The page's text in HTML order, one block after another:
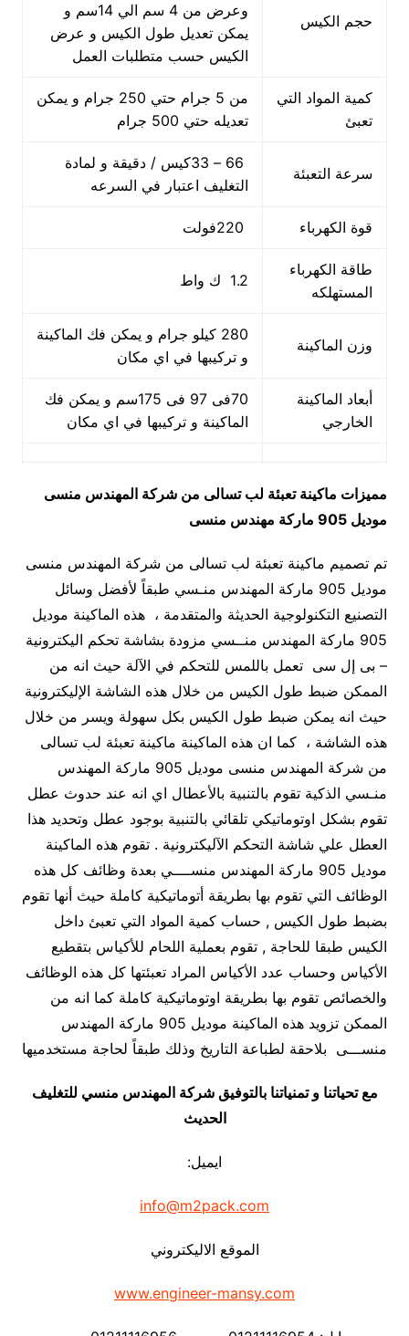
حجم الكيس
وعرض من 4 سم الي 14سم و
يمكن تعديل طول الكيس و عرض
الكيس حسب متطلبات العمل
كمية المواد التي
تعبئ
من 5 جرام حتي 250 جرام و يمكن
تعديله حتي 500 جرام
سرعة التعبئة
66 – 33كيس / دقيقة و لمادة
التغليف اعتبار في السرعه
قوة الكهرباء
طاقة الكهرباء
المستهلكه
1.2 ك واط
وزن الماكينة
280 كيلو جرام و يمكن فك الماكينة
و تركيبها في اي مكان
أبعاد الماكينة
الخارجي
70فى 97 فى 175سم و يمكن فك
الماكينة و تركيبها في اي مكان
مميزات ماكينة تعبئة لب تسالى من شركة المهندس منسى
موديل 905 ماركة مهندس منسى
تم تصميم ماكينة تعبئة لب تسالى من شركة المهندس منسى
موديل 905 ماركة المهندس منـسي طبقاً لأفضل وسائل
التصنيع التكنولوجية الحديثة والمتقدمة ، هذه الماكينة موديل
905 ماركة المهندس منــسي مزودة بشاشة تحكم اليكترونية
– بى إل سى تعمل باللمس للتحكم في الآلة حيث انه من
الممكن ضبط طول الكيس من خلال هذه الشاشة الإليكترونية
حيث انه يمكن ضبط طول الكيس بكل سهولة ويسر من خلال
هذه الشاشة ، كما ان هذه الماكينة ماكينة تعبئة لب تسالى
من شركة المهندس منسى موديل 905 ماركة المهندس
منـسي الذكية تقوم بالتنبية بالأعطال اي انه عند حدوث عطل
تقوم بشكل اوتوماتيكي تلقائي بالتنبية بوجود عطل وتحديد هذا
العطل علي شاشة التحكم الآليكترونية . تقوم هذه الماكينة
موديل 905 ماركة المهندس منســــي بعدة وظائف كل هذه
الوظائف التي تقوم بها بطريقة أتوماتيكية كاملة حيث أنها تقوم
بضبط طول الكيس , حساب كمية المواد التي تعبئ داخل
الكيس طبقا للحاجة , تقوم بعملية اللحام للأكياس بتقطيع
الأكياس وحساب عدد الأكياس المراد تعبئتها كل هذه الوظائف
والخصائص تقوم بها بطريقة اوتوماتيكية كاملة كما انه من
الممكن تزويد هذه الماكينة موديل 905 ماركة المهندس
منســـى بلاحقة لطباعة التاريخ وذلك طبقاً لحاجة مستخدميها
مع تحياتنا و تمنياتنا بالتوفيق شركة المهندس منسي للتغليف
الحديث
ايميل:
info@m2pack.com
الموقع الاليكتروني
www.engineer-mansy.com